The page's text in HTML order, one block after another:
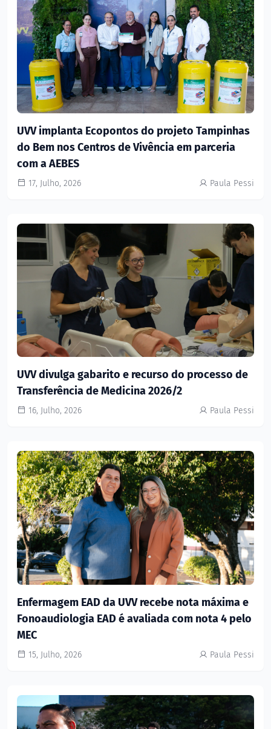
UVV implanta Ecopontos do projeto Tampinhas
do Bem nos Centros de Vivência em parceria
com a AEBES
17, Julho, 2026 Paula Pessi
UVV divulga gabarito e recurso do processo de
Transferência de Medicina 2026/2
16, Julho, 2026 Paula Pessi
Enfermagem EAD da UVV recebe nota máxima e
Fonoaudiologia EAD é avaliada com nota 4 pelo
MEC
15, Julho, 2026 Paula Pessi